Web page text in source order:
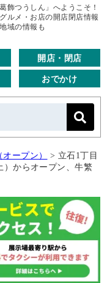
飾つうしん」へようこそ！
ルメ・お店の開店閉店情報
域の情報も
開店・閉店
おでかけ
オープン） > 立石1丁目
）からオープン、牛繁